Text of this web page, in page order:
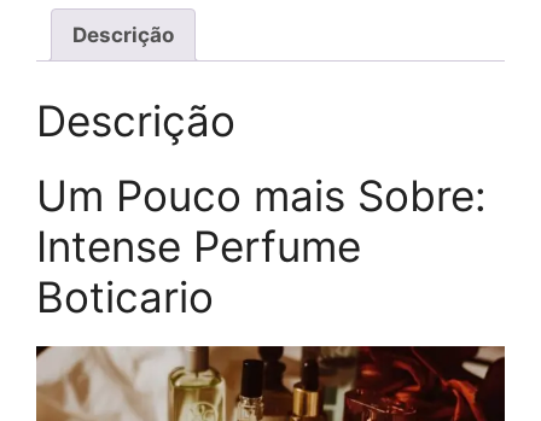
Descrição
Descrição
Um Pouco mais Sobre:
Intense Perfume
Boticario